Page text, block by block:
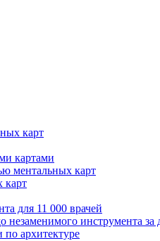
карт
картами
ментальных карт
карт
для 11 000 врачей
инструмента за
по архитектуре